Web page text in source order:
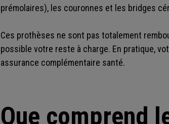
prémolaires), les couronnes et les bridges
Ces prothèses ne sont pas totalement
possible votre reste à charge. En pratique,
assurance complémentaire santé.
Que comprend